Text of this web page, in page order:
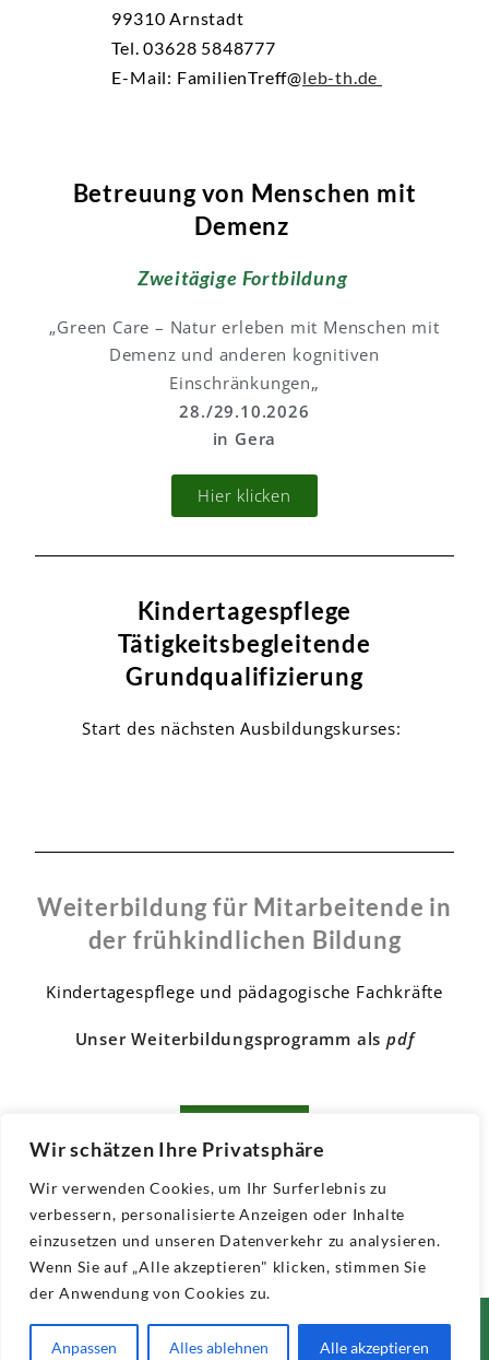
Wir schätzen Ihre Privatsphäre
Wir verwenden Cookies, um Ihr Surferlebnis zu
verbessern, personalisierte Anzeigen oder Inhalte
einzusetzen und unseren Datenverkehr zu analysieren.
Wenn Sie auf „Alle akzeptieren" klicken, stimmen Sie
der Anwendung von Cookies zu.
Anpassen Alles ablehnen Alle akzeptieren
99310 Arnstadt
Tel. 03628 5848777
E-Mail: FamilienTreff@leb-th.de
Betreuung von Menschen mit
Demenz
Zweitägige Fortbildung
„Green Care – Natur erleben mit Menschen mit
Demenz und anderen kognitiven
Einschränkungen„
28./29.10.2026
in Gera
Hier klicken
Kindertagespflege
Tätigkeitsbegleitende
Grundqualifizierung
Start des nächsten Ausbildungskurses:
Weiterbildung für Mitarbeitende in
der frühkindlichen Bildung
Kindertagespflege und pädagogische Fachkräfte
Unser Weiterbildungsprogramm als pdf
Impressum Datenschutz Barrierefreiheitserklärung